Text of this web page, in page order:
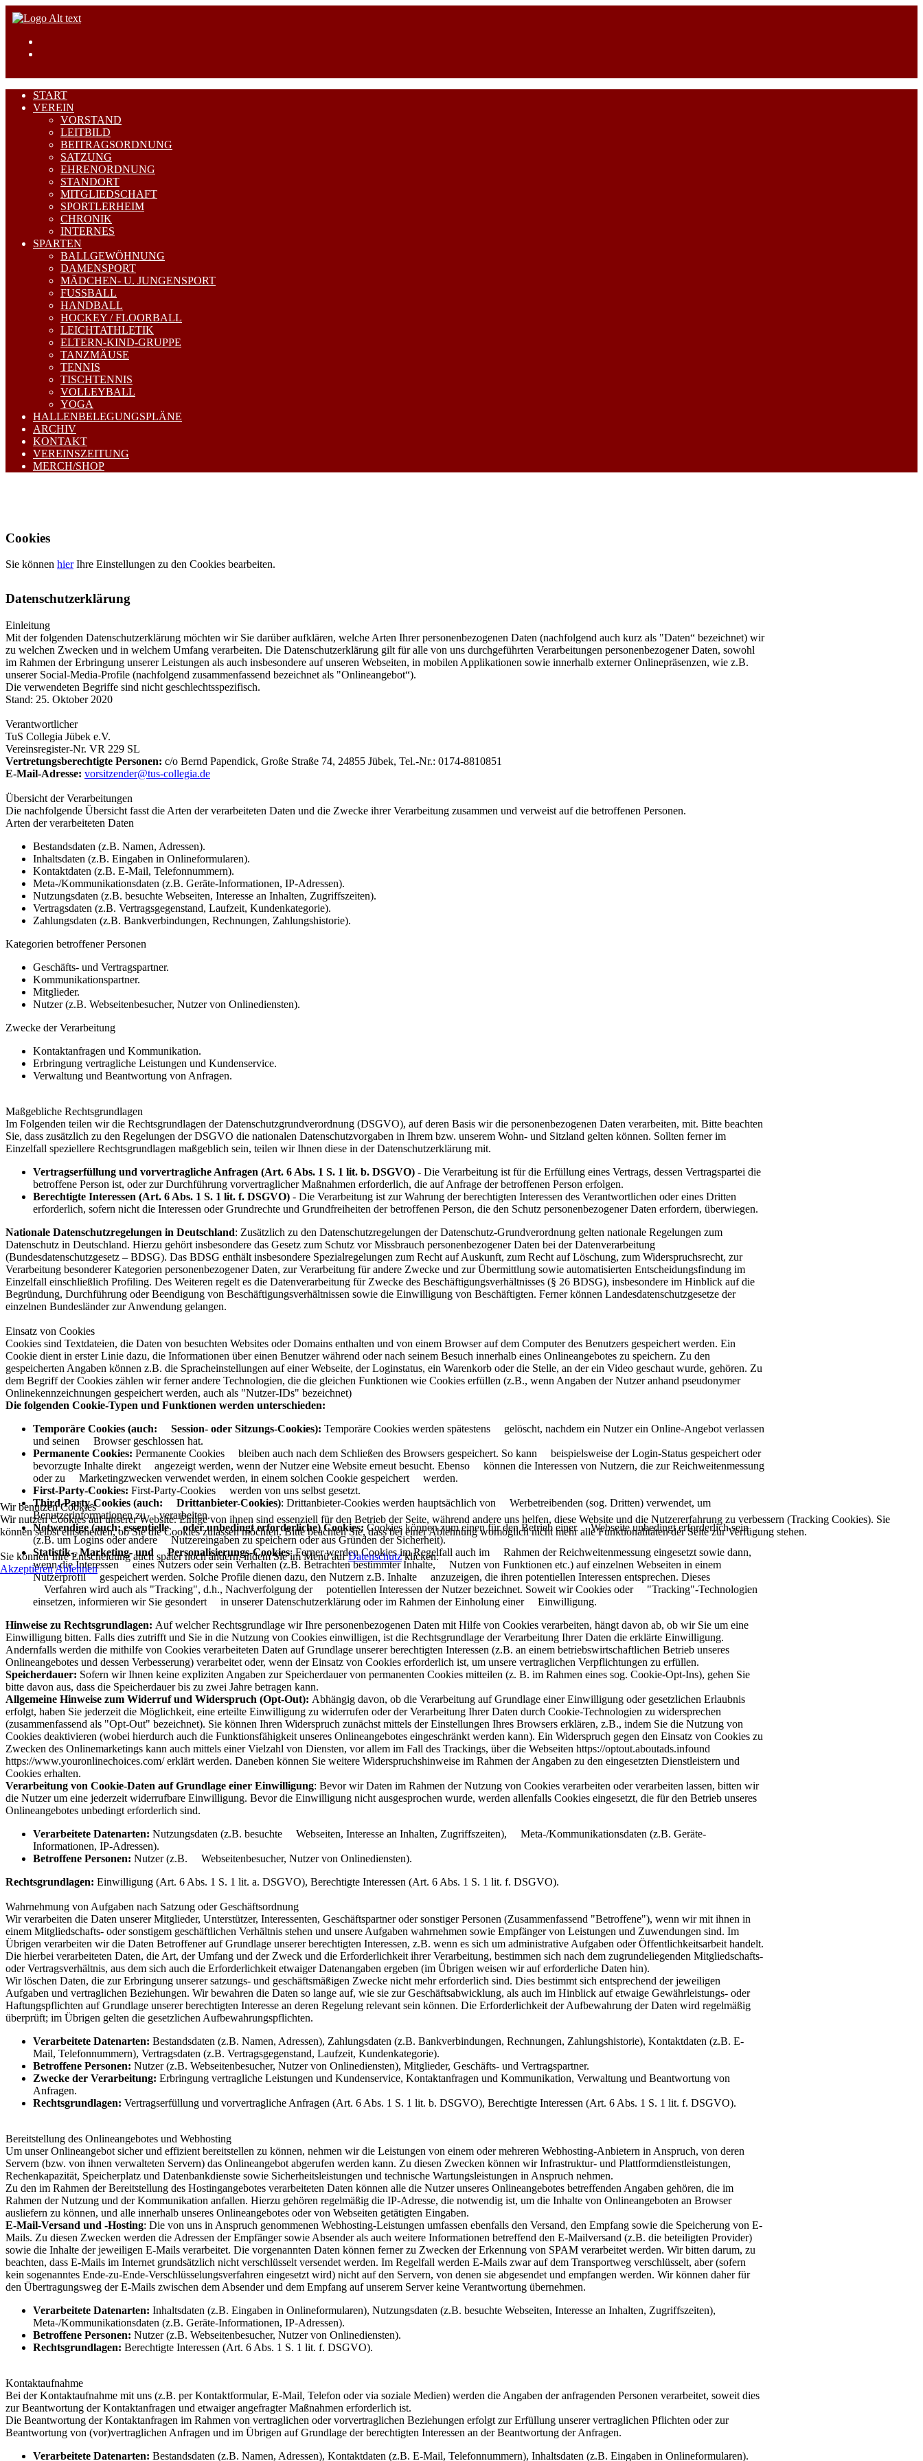
START
VEREIN
VORSTAND
LEITBILD
BEITRAGSORDNUNG
SATZUNG
EHRENORDNUNG
STANDORT
MITGLIEDSCHAFT
SPORTLERHEIM
CHRONIK
INTERNES
SPARTEN
BALLGEWÖHNUNG
DAMENSPORT
MÄDCHEN- U. JUNGENSPORT
FUSSBALL
HANDBALL
HOCKEY / FLOORBALL
LEICHTATHLETIK
ELTERN-KIND-GRUPPE
TANZMÄUSE
TENNIS
TISCHTENNIS
VOLLEYBALL
YOGA
HALLENBELEGUNGSPLÄNE
ARCHIV
KONTAKT
VEREINSZEITUNG
MERCH/SHOP
Cookies
Sie können hierIhre Einstellungen zu den Cookies bearbeiten.
Datenschutzerklärung
Einleitung
Mit der folgenden Datenschutzerklärung möchten wir Sie darüber aufklären, welche Arten Ihrer personenbezogenen Daten (nachfolgend auch kurz als "Daten“ bezeichnet) wir
zu welchen Zwecken und in welchem Umfang verarbeiten. Die Datenschutzerklärung gilt für alle von uns durchgeführten Verarbeitungen personenbezogener Daten, sowohl
im Rahmen der Erbringung unserer Leistungen als auch insbesondere auf unseren Webseiten, in mobilen Applikationen sowie innerhalb externer Onlinepräsenzen, wie z.B.
unserer Social-Media-Profile (nachfolgend zusammenfassend bezeichnet als "Onlineangebot“).
Die verwendeten Begriffe sind nicht geschlechtsspezifisch.
Stand: 25. Oktober 2020
Verantwortlicher
TuS Collegia Jübek e.V.
Vereinsregister-Nr. VR 229 SL
Vertretungsberechtigte Personen: c/o Bernd Papendick, Große Straße 74, 24855 Jübek, Tel.-Nr.: 0174-8810851
E-Mail-Adresse: vorsitzender@tus-collegia.de
Übersicht der Verarbeitungen
Die nachfolgende Übersicht fasst die Arten der verarbeiteten Daten und die Zwecke ihrer Verarbeitung zusammen und verweist auf die betroffenen Personen.
Arten der verarbeiteten Daten
Bestandsdaten (z.B. Namen, Adressen).
Inhaltsdaten (z.B. Eingaben in Onlineformularen).
Kontaktdaten (z.B. E-Mail, Telefonnummern).
Meta-/Kommunikationsdaten (z.B. Geräte-Informationen, IP-Adressen).
Nutzungsdaten (z.B. besuchte Webseiten, Interesse an Inhalten, Zugriffszeiten).
Vertragsdaten (z.B. Vertragsgegenstand, Laufzeit, Kundenkategorie).
Zahlungsdaten (z.B. Bankverbindungen, Rechnungen, Zahlungshistorie).
Kategorien betroffener Personen
Geschäfts- und Vertragspartner.
Kommunikationspartner.
Mitglieder.
Nutzer (z.B. Webseitenbesucher, Nutzer von Onlinediensten).
Zwecke der Verarbeitung
Kontaktanfragen und Kommunikation.
Erbringung vertragliche Leistungen und Kundenservice.
Verwaltung und Beantwortung von Anfragen.
Maßgebliche Rechtsgrundlagen
Im Folgenden teilen wir die Rechtsgrundlagen der Datenschutzgrundverordnung (DSGVO), auf deren Basis wir die personenbezogenen Daten verarbeiten, mit. Bitte beachten
Sie, dass zusätzlich zu den Regelungen der DSGVO die nationalen Datenschutzvorgaben in Ihrem bzw. unserem Wohn- und Sitzland gelten können. Sollten ferner im
Einzelfall speziellere Rechtsgrundlagen maßgeblich sein, teilen wir Ihnen diese in der Datenschutzerklärung mit.
Vertragserfüllung und vorvertragliche Anfragen (Art. 6 Abs. 1 S. 1 lit. b. DSGVO) - Die Verarbeitung ist für die Erfüllung eines Vertrags, dessen Vertragspartei die
betroffene Person ist, oder zur Durchführung vorvertraglicher Maßnahmen erforderlich, die auf Anfrage der betroffenen Person erfolgen.
Berechtigte Interessen (Art. 6 Abs. 1 S. 1 lit. f. DSGVO) - Die Verarbeitung ist zur Wahrung der berechtigten Interessen des Verantwortlichen oder eines Dritten
erforderlich, sofern nicht die Interessen oder Grundrechte und Grundfreiheiten der betroffenen Person, die den Schutz personenbezogener Daten erfordern, überwiegen.
Nationale Datenschutzregelungen in Deutschland: Zusätzlich zu den Datenschutzregelungen der Datenschutz-Grundverordnung gelten nationale Regelungen zum
Datenschutz in Deutschland. Hierzu gehört insbesondere das Gesetz zum Schutz vor Missbrauch personenbezogener Daten bei der Datenverarbeitung
(Bundesdatenschutzgesetz – BDSG). Das BDSG enthält insbesondere Spezialregelungen zum Recht auf Auskunft, zum Recht auf Löschung, zum Widerspruchsrecht, zur
Verarbeitung besonderer Kategorien personenbezogener Daten, zur Verarbeitung für andere Zwecke und zur Übermittlung sowie automatisierten Entscheidungsfindung im
Einzelfall einschließlich Profiling. Des Weiteren regelt es die Datenverarbeitung für Zwecke des Beschäftigungsverhältnisses (§ 26 BDSG), insbesondere im Hinblick auf die
Begründung, Durchführung oder Beendigung von Beschäftigungsverhältnissen sowie die Einwilligung von Beschäftigten. Ferner können Landesdatenschutzgesetze der
einzelnen Bundesländer zur Anwendung gelangen.
Einsatz von Cookies
Cookies sind Textdateien, die Daten von besuchten Websites oder Domains enthalten und von einem Browser auf dem Computer des Benutzers gespeichert werden. Ein
Cookie dient in erster Linie dazu, die Informationen über einen Benutzer während oder nach seinem Besuch innerhalb eines Onlineangebotes zu speichern. Zu den
gespeicherten Angaben können z.B. die Spracheinstellungen auf einer Webseite, der Loginstatus, ein Warenkorb oder die Stelle, an der ein Video geschaut wurde, gehören. Zu
dem Begriff der Cookies zählen wir ferner andere Technologien, die die gleichen Funktionen wie Cookies erfüllen (z.B., wenn Angaben der Nutzer anhand pseudonymer
Onlinekennzeichnungen gespeichert werden, auch als "Nutzer-IDs" bezeichnet)
Die folgenden Cookie-Typen und Funktionen werden unterschieden:
Temporäre Cookies (auch: Session- oder Sitzungs-Cookies): Temporäre Cookies werden spätestens gelöscht, nachdem ein Nutzer ein Online-Angebot verlassen
und seinen Browser geschlossen hat.
Permanente Cookies: Permanente Cookies bleiben auch nach dem Schließen des Browsers gespeichert. So kann beispielsweise der Login-Status gespeichert oder
bevorzugte Inhalte direkt angezeigt werden, wenn der Nutzer eine Website erneut besucht. Ebenso können die Interessen von Nutzern, die zur Reichweitenmessung
oder zu Marketingzwecken verwendet werden, in einem solchen Cookie gespeichert werden.
First-Party-Cookies: First-Party-Cookies werden von uns selbst gesetzt.
Third-Party-Cookies (auch: Drittanbieter-Cookies): Drittanbieter-Cookies werden hauptsächlich von Werbetreibenden (sog. Dritten) verwendet, um
Benutzerinformationen zu verarbeiten.
Notwendige (auch: essentielle oder unbedingt erforderliche) Cookies: Cookies können zum einen für den Betrieb einer Webseite unbedingt erforderlich sein
(z.B. um Logins oder andere Nutzereingaben zu speichern oder aus Gründen der Sicherheit).
Statistik-, Marketing- und Personalisierungs-Cookies: Ferner werden Cookies im Regelfall auch im Rahmen der Reichweitenmessung eingesetzt sowie dann,
wenn die Interessen eines Nutzers oder sein Verhalten (z.B. Betrachten bestimmter Inhalte, Nutzen von Funktionen etc.) auf einzelnen Webseiten in einem
Nutzerprofil gespeichert werden. Solche Profile dienen dazu, den Nutzern z.B. Inhalte anzuzeigen, die ihren potentiellen Interessen entsprechen. Dieses
Verfahren wird auch als "Tracking", d.h., Nachverfolgung der potentiellen Interessen der Nutzer bezeichnet. Soweit wir Cookies oder "Tracking"-Technologien
einsetzen, informieren wir Sie gesondert in unserer Datenschutzerklärung oder im Rahmen der Einholung einer Einwilligung.
Hinweise zu Rechtsgrundlagen: Auf welcher Rechtsgrundlage wir Ihre personenbezogenen Daten mit Hilfe von Cookies verarbeiten, hängt davon ab, ob wir Sie um eine
Einwilligung bitten. Falls dies zutrifft und Sie in die Nutzung von Cookies einwilligen, ist die Rechtsgrundlage der Verarbeitung Ihrer Daten die erklärte Einwilligung.
Andernfalls werden die mithilfe von Cookies verarbeiteten Daten auf Grundlage unserer berechtigten Interessen (z.B. an einem betriebswirtschaftlichen Betrieb unseres
Onlineangebotes und dessen Verbesserung) verarbeitet oder, wenn der Einsatz von Cookies erforderlich ist, um unsere vertraglichen Verpflichtungen zu erfüllen.
Speicherdauer: Sofern wir Ihnen keine expliziten Angaben zur Speicherdauer von permanenten Cookies mitteilen (z. B. im Rahmen eines sog. Cookie-Opt-Ins), gehen Sie
bitte davon aus, dass die Speicherdauer bis zu zwei Jahre betragen kann.
Allgemeine Hinweise zum Widerruf und Widerspruch (Opt-Out): Abhängig davon, ob die Verarbeitung auf Grundlage einer Einwilligung oder gesetzlichen Erlaubnis
erfolgt, haben Sie jederzeit die Möglichkeit, eine erteilte Einwilligung zu widerrufen oder der Verarbeitung Ihrer Daten durch Cookie-Technologien zu widersprechen
(zusammenfassend als "Opt-Out" bezeichnet). Sie können Ihren Widerspruch zunächst mittels der Einstellungen Ihres Browsers erklären, z.B., indem Sie die Nutzung von
Cookies deaktivieren (wobei hierdurch auch die Funktionsfähigkeit unseres Onlineangebotes eingeschränkt werden kann). Ein Widerspruch gegen den Einsatz von Cookies zu
Zwecken des Onlinemarketings kann auch mittels einer Vielzahl von Diensten, vor allem im Fall des Trackings, über die Webseiten https://optout.aboutads.infound
https://www.youronlinechoices.com/erklärt werden. Daneben können Sie weitere Widerspruchshinweise im Rahmen der Angaben zu den eingesetzten Dienstleistern und
Cookies erhalten.
Verarbeitung von Cookie-Daten auf Grundlage einer Einwilligung: Bevor wir Daten im Rahmen der Nutzung von Cookies verarbeiten oder verarbeiten lassen, bitten wir
die Nutzer um eine jederzeit widerrufbare Einwilligung. Bevor die Einwilligung nicht ausgesprochen wurde, werden allenfalls Cookies eingesetzt, die für den Betrieb unseres
Onlineangebotes unbedingt erforderlich sind.
Verarbeitete Datenarten: Nutzungsdaten (z.B. besuchte Webseiten, Interesse an Inhalten, Zugriffszeiten), Meta-/Kommunikationsdaten (z.B. Geräte-
Informationen, IP-Adressen).
Betroffene Personen: Nutzer (z.B. Webseitenbesucher, Nutzer von Onlinediensten).
Rechtsgrundlagen: Einwilligung (Art. 6 Abs. 1 S. 1 lit. a. DSGVO), Berechtigte Interessen (Art. 6 Abs. 1 S. 1 lit. f. DSGVO).
Wahrnehmung von Aufgaben nach Satzung oder Geschäftsordnung
Wir verarbeiten die Daten unserer Mitglieder, Unterstützer, Interessenten, Geschäftspartner oder sonstiger Personen (Zusammenfassend "Betroffene"), wenn wir mit ihnen in
einem Mitgliedschafts- oder sonstigem geschäftlichen Verhältnis stehen und unsere Aufgaben wahrnehmen sowie Empfänger von Leistungen und Zuwendungen sind. Im
Übrigen verarbeiten wir die Daten Betroffener auf Grundlage unserer berechtigten Interessen, z.B. wenn es sich um administrative Aufgaben oder Öffentlichkeitsarbeit handelt.
Die hierbei verarbeiteten Daten, die Art, der Umfang und der Zweck und die Erforderlichkeit ihrer Verarbeitung, bestimmen sich nach dem zugrundeliegenden Mitgliedschafts-
oder Vertragsverhältnis, aus dem sich auch die Erforderlichkeit etwaiger Datenangaben ergeben (im Übrigen weisen wir auf erforderliche Daten hin).
Wir löschen Daten, die zur Erbringung unserer satzungs- und geschäftsmäßigen Zwecke nicht mehr erforderlich sind. Dies bestimmt sich entsprechend der jeweiligen
Aufgaben und vertraglichen Beziehungen. Wir bewahren die Daten so lange auf, wie sie zur Geschäftsabwicklung, als auch im Hinblick auf etwaige Gewährleistungs- oder
Haftungspflichten auf Grundlage unserer berechtigten Interesse an deren Regelung relevant sein können. Die Erforderlichkeit der Aufbewahrung der Daten wird regelmäßig
überprüft; im Übrigen gelten die gesetzlichen Aufbewahrungspflichten.
Verarbeitete Datenarten: Bestandsdaten (z.B. Namen, Adressen), Zahlungsdaten (z.B. Bankverbindungen, Rechnungen, Zahlungshistorie), Kontaktdaten (z.B. E-
Mail, Telefonnummern), Vertragsdaten (z.B. Vertragsgegenstand, Laufzeit, Kundenkategorie).
Betroffene Personen: Nutzer (z.B. Webseitenbesucher, Nutzer von Onlinediensten), Mitglieder, Geschäfts- und Vertragspartner.
Zwecke der Verarbeitung: Erbringung vertragliche Leistungen und Kundenservice, Kontaktanfragen und Kommunikation, Verwaltung und Beantwortung von
Anfragen.
Rechtsgrundlagen: Vertragserfüllung und vorvertragliche Anfragen (Art. 6 Abs. 1 S. 1 lit. b. DSGVO), Berechtigte Interessen (Art. 6 Abs. 1 S. 1 lit. f. DSGVO).
Bereitstellung des Onlineangebotes und Webhosting
Um unser Onlineangebot sicher und effizient bereitstellen zu können, nehmen wir die Leistungen von einem oder mehreren Webhosting-Anbietern in Anspruch, von deren
Servern (bzw. von ihnen verwalteten Servern) das Onlineangebot abgerufen werden kann. Zu diesen Zwecken können wir Infrastruktur- und Plattformdienstleistungen,
Rechenkapazität, Speicherplatz und Datenbankdienste sowie Sicherheitsleistungen und technische Wartungsleistungen in Anspruch nehmen.
Zu den im Rahmen der Bereitstellung des Hostingangebotes verarbeiteten Daten können alle die Nutzer unseres Onlineangebotes betreffenden Angaben gehören, die im
Rahmen der Nutzung und der Kommunikation anfallen. Hierzu gehören regelmäßig die IP-Adresse, die notwendig ist, um die Inhalte von Onlineangeboten an Browser
ausliefern zu können, und alle innerhalb unseres Onlineangebotes oder von Webseiten getätigten Eingaben.
E-Mail-Versand und -Hosting: Die von uns in Anspruch genommenen Webhosting-Leistungen umfassen ebenfalls den Versand, den Empfang sowie die Speicherung von E-
Mails. Zu diesen Zwecken werden die Adressen der Empfänger sowie Absender als auch weitere Informationen betreffend den E-Mailversand (z.B. die beteiligten Provider)
sowie die Inhalte der jeweiligen E-Mails verarbeitet. Die vorgenannten Daten können ferner zu Zwecken der Erkennung von SPAM verarbeitet werden. Wir bitten darum, zu
beachten, dass E-Mails im Internet grundsätzlich nicht verschlüsselt versendet werden. Im Regelfall werden E-Mails zwar auf dem Transportweg verschlüsselt, aber (sofern
kein sogenanntes Ende-zu-Ende-Verschlüsselungsverfahren eingesetzt wird) nicht auf den Servern, von denen sie abgesendet und empfangen werden. Wir können daher für
den Übertragungsweg der E-Mails zwischen dem Absender und dem Empfang auf unserem Server keine Verantwortung übernehmen.
Verarbeitete Datenarten: Inhaltsdaten (z.B. Eingaben in Onlineformularen), Nutzungsdaten (z.B. besuchte Webseiten, Interesse an Inhalten, Zugriffszeiten),
Meta-/Kommunikationsdaten (z.B. Geräte-Informationen, IP-Adressen).
Betroffene Personen: Nutzer (z.B. Webseitenbesucher, Nutzer von Onlinediensten).
Rechtsgrundlagen: Berechtigte Interessen (Art. 6 Abs. 1 S. 1 lit. f. DSGVO).
Kontaktaufnahme
Bei der Kontaktaufnahme mit uns (z.B. per Kontaktformular, E-Mail, Telefon oder via soziale Medien) werden die Angaben der anfragenden Personen verarbeitet, soweit dies
zur Beantwortung der Kontaktanfragen und etwaiger angefragter Maßnahmen erforderlich ist.
Die Beantwortung der Kontaktanfragen im Rahmen von vertraglichen oder vorvertraglichen Beziehungen erfolgt zur Erfüllung unserer vertraglichen Pflichten oder zur
Beantwortung von (vor)vertraglichen Anfragen und im Übrigen auf Grundlage der berechtigten Interessen an der Beantwortung der Anfragen.
Verarbeitete Datenarten: Bestandsdaten (z.B. Namen, Adressen), Kontaktdaten (z.B. E-Mail, Telefonnummern), Inhaltsdaten (z.B. Eingaben in Onlineformularen).
Wir benutzen Cookies
Wir nutzen Cookies auf unserer Website. Einige von ihnen sind essenziell für den Betrieb der Seite, während andere uns helfen, diese Website und die Nutzererfahrung zu verbessern (Tracking Cookies). Sie
können selbst entscheiden, ob Sie die Cookies zulassen möchten. Bitte beachten Sie, dass bei einer Ablehnung womöglich nicht mehr alle Funktionalitäten der Seite zur Verfügung stehen.
Sie können Ihre Entscheidung auch später noch ändern, indem Sie im Menü aufDatenschutzklicken.
AkzeptierenAblehnen